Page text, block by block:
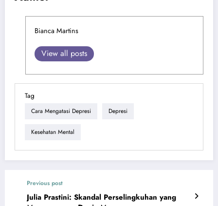
Bianca Martins
View all posts
Tag
Cara Mengatasi Depresi Depresi
Kesehatan Mental
Previous post
Julia Prastini: Skandal Perselingkuhan yang